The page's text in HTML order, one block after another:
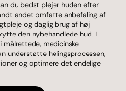
du bedst plejer huden efter
andet omfatte anbefaling af
og daglig brug af høj
den nybehandlede hud. I
medicinske
understøtte helingsprocessen,
og optimere det endelige